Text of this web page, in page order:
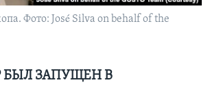
Фото: José Silva on behalf of the
ЗАПУЩЕН В